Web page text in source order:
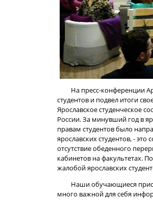
На пресс-конференции
студентов и подвел итоги
Ярославское студенческое
России. За минувший год в
правам студентов было
ярославских студентов, -
отсутствие обеденного
кабинетов на факультетах.
жалобой ярославских
Наши обучающиеся
много важной для себя